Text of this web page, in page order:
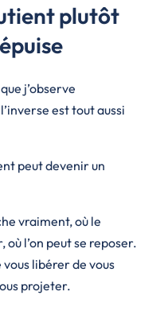
plutôt
j’observe
est tout aussi
peut devenir un
vraiment, où le
l’on peut se reposer.
libérer de vous
projeter.